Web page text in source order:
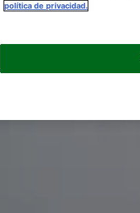
política de privacidad.